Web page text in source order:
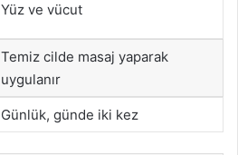
Yüz ve vücut
Temiz cilde masaj yaparak
uygulanır
Günlük, günde iki kez